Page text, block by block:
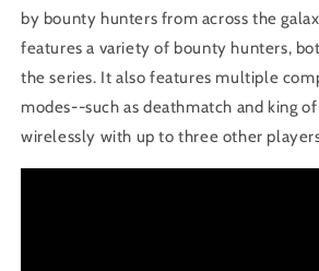
by bounty hunters from across the
features a variety of bounty hunters,
the series. It also features multiple
modes--such as deathmatch and king
wirelessly with up to three other